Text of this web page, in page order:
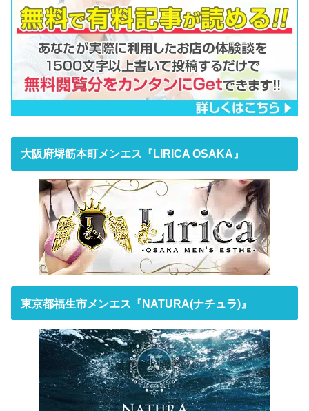
大阪府堺筋本町メンエス『LIRICA OSAKA』
東京都福生市メンエス『NATURA(ナチュラ)』